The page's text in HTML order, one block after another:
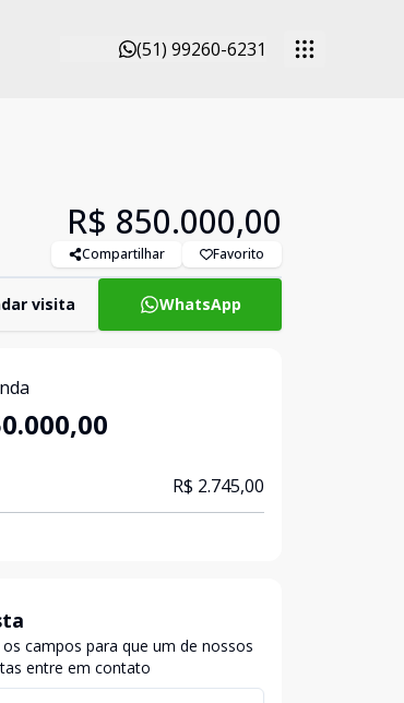
(51) 99260-6231
R$ 850.000,00
Compartilhar Favorito
visita WhatsApp
R$ 2.745,00
os campos para que um de nossos
entre em contato